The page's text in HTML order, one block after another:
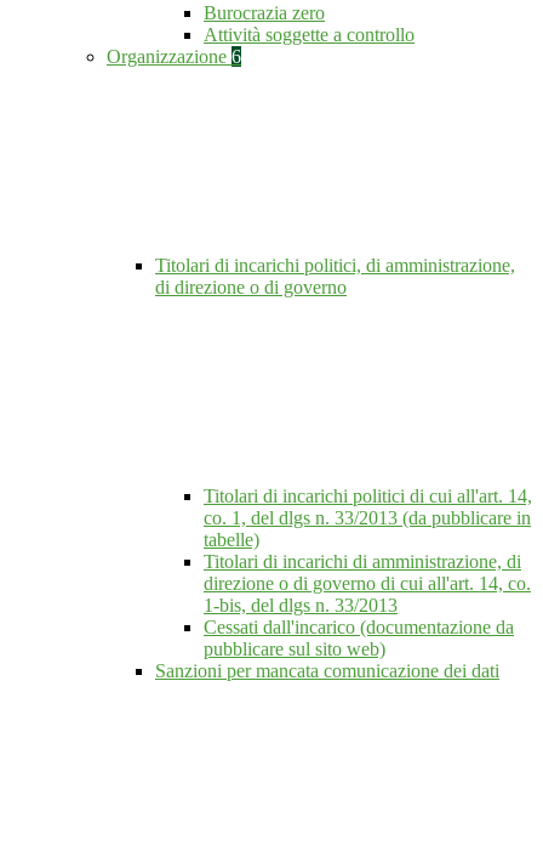
Burocrazia zero
Attività soggette a controllo
Organizzazione 6
Titolari di incarichi politici, di amministrazione,
di direzione o di governo
Titolari di incarichi politici di cui all'art. 14,
co. 1, del dlgs n. 33/2013 (da pubblicare in
tabelle)
Titolari di incarichi di amministrazione, di
direzione o di governo di cui all'art. 14, co.
1-bis, del dlgs n. 33/2013
Cessati dall'incarico (documentazione da
pubblicare sul sito web)
Sanzioni per mancata comunicazione dei dati